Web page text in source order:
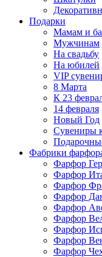
Подарки
Мамам и
Мужчинам
На свадьбу
На юбилей
VIP
8 Марта
К 23
14 февраля
Новый Год
Сувениры
Фабрики
Фарфор
Фарфор
Фарфор
Фарфор
Фарфор
Фарфор
Фарфор
Фарфор
Фарфор